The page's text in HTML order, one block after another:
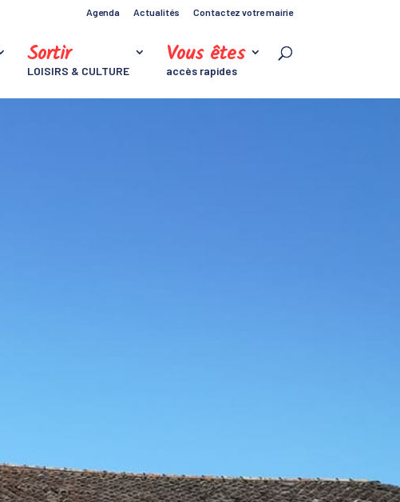
Agenda Actualités Contactez votre mairie
Sortir
LOISIRS & CULTURE
Vous êtes
accès rapides